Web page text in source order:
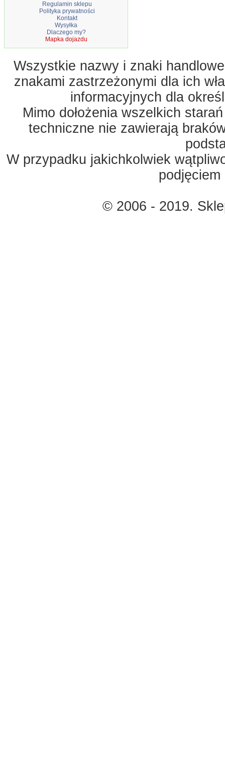
Regulamin sklepu
Polityka prywatności
Kontakt
Wysyłka
Dlaczego my?
Mapka dojazdu
Wszystkie nazwy i znaki
znakami zastrzeżonymi dla ich
informacyjnych dla
Mimo dołożenia wszelkich
techniczne nie zawierają
W przypadku jakichkolwiek
© 2006 - 2019.